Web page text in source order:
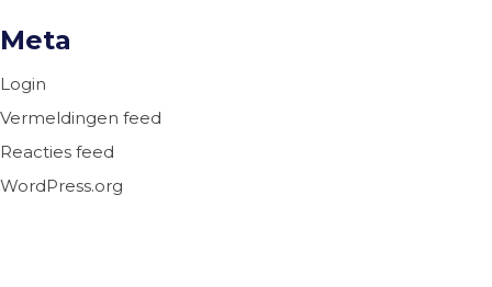
Meta
Login
Vermeldingen feed
Reacties feed
WordPress.org